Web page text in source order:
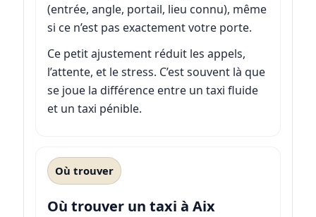
(entrée, angle, portail, lieu connu), même
si ce n’est pas exactement votre porte.
Ce petit ajustement réduit les appels,
l’attente, et le stress. C’est souvent là que
se joue la différence entre un taxi fluide
et un taxi pénible.
Où trouver
Où trouver un taxi à Aix